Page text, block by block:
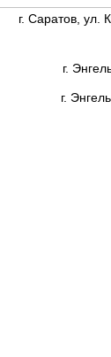
г. Саратов, ул.
г.
г.